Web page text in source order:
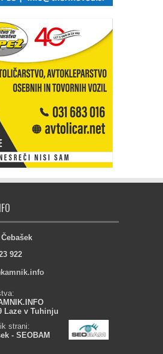
Čebašek
922
Laze v Tuhinju
strani:
- SEOBAM